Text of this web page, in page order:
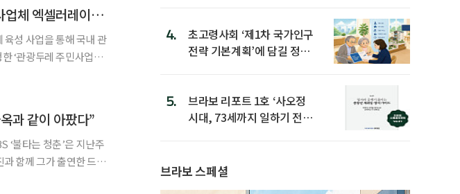
한국사회투자-한국문화관광연구원, 관광두레 주민사업체 엑셀러레이팅 개최
성 사업을 통해 국내 관
‘관광두레 주민사업체
과 같이 아팠다”
함께 그가 출연한 드라
4.
초고령사회 ‘제1차 국가인구
전략 기본계획’에 담길 정책
5.
브라보 리포트 1호 ‘사오정
시대, 73세까지 일하기 전략’
브라보 스페셜